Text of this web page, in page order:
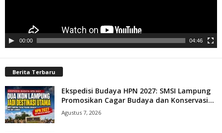
00:00 04:46
Berita Terbaru
Ekspedisi Budaya HPN 2027: SMSI Lampung
Promosikan Cagar Budaya dan Konservasi...
Agustus 7, 2026